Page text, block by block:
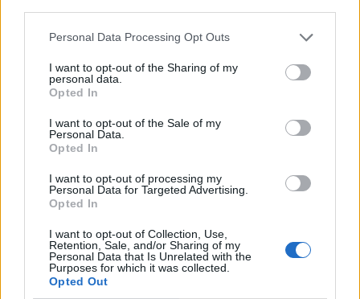
Personal Data Processing Opt Outs
I want to opt-out of the Sharing of my
personal data.
Opted In
I want to opt-out of the Sale of my
Personal Data.
Opted In
I want to opt-out of processing my
Personal Data for Targeted Advertising.
Opted In
I want to opt-out of Collection, Use,
Retention, Sale, and/or Sharing of my
Personal Data that Is Unrelated with the
Purposes for which it was collected.
Opted Out
Ajax begint voorbereiding met nederlaag: zo ziet
de route naar PEC eruit
Zo overtuigde PSV Sven Mijnans en bleef Ajax
met lege handen achter
Waarom steeds meer sleutelfiguren Ajax
verlaten
Steijn: ‘Bergwijn was niet mijn eerste keus als
Ajax-aanvoerder’
Van Gaal-vertrek markeert einde van bestuurlijke
Ajax-fase